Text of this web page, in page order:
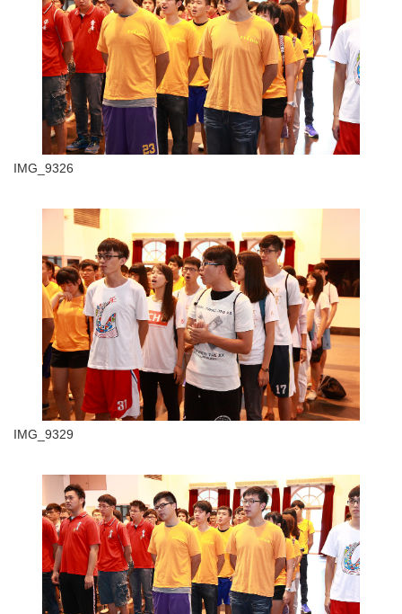
IMG_9326
IMG_9329